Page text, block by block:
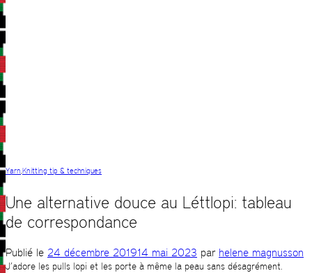
Yarn,Knitting tip & techniques
Une alternative douce au Léttlopi: tableau
de correspondance
Publié le 24 décembre 201914 mai 2023 par helene magnusson
J’adore les pulls lopi et les porte à même la peau sans désagrément.